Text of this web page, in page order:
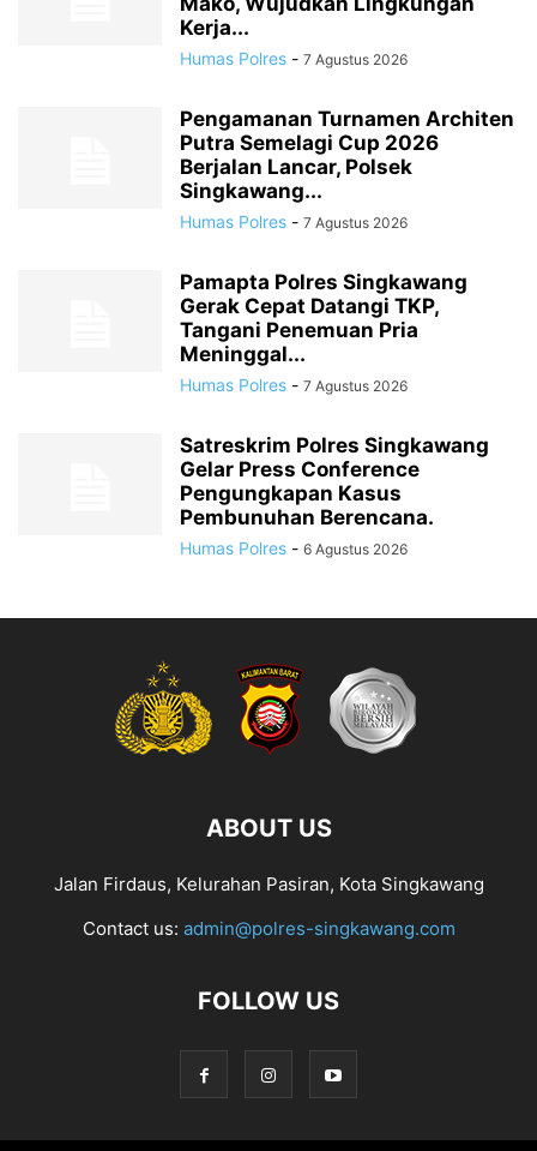
Kerja...
Humas Polres - 7 Agustus 2026
Pengamanan Turnamen Architen
Putra Semelagi Cup 2026
Berjalan Lancar, Polsek
Singkawang...
Humas Polres - 7 Agustus 2026
Pamapta Polres Singkawang
Gerak Cepat Datangi TKP,
Tangani Penemuan Pria
Meninggal...
Humas Polres - 7 Agustus 2026
Satreskrim Polres Singkawang
Gelar Press Conference
Pengungkapan Kasus
Pembunuhan Berencana.
Humas Polres - 6 Agustus 2026
ABOUT US
Jalan Firdaus, Kelurahan Pasiran, Kota Singkawang
Contact us: admin@polres-singkawang.com
FOLLOW US